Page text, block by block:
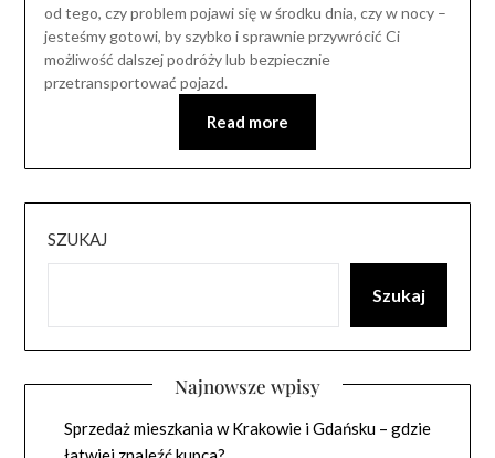
od tego, czy problem pojawi się w środku dnia, czy w nocy –
jesteśmy gotowi, by szybko i sprawnie przywrócić Ci
możliwość dalszej podróży lub bezpiecznie
przetransportować pojazd.
Read more
SZUKAJ
Szukaj
Najnowsze wpisy
Sprzedaż mieszkania w Krakowie i Gdańsku – gdzie